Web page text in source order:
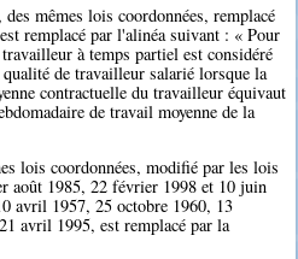
mêmes lois coordonnées, remplacé
remplacé par l'alinéa suivant : « Pour
à temps partiel est considéré
de travailleur salarié lorsque la
contractuelle du travailleur équivaut
de travail moyenne de la
lois coordonnées, modifié par les lois
août 1985, 22 février 1998 et 10 juin
avril 1957, 25 octobre 1960, 13
avril 1995, est remplacé par la